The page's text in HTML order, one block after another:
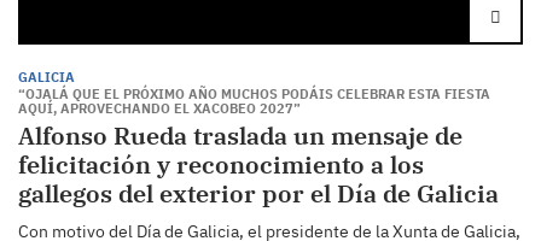
GALICIA
“OJALÁ QUE EL PRÓXIMO AÑO MUCHOS PODÁIS CELEBRAR ESTA FIESTA
AQUÍ, APROVECHANDO EL XACOBEO 2027”
Alfonso Rueda traslada un mensaje de
felicitación y reconocimiento a los
gallegos del exterior por el Día de Galicia
Con motivo del Día de Galicia, el presidente de la Xunta de Galicia,